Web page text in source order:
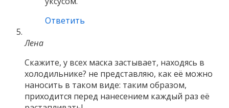
Ответить
Лена
Скажите, у всех маска застывает, находясь в
холодильнике? не представляю, как её можно
наносить в таком виде: таким образом,
приходится перед нанесением каждый раз её